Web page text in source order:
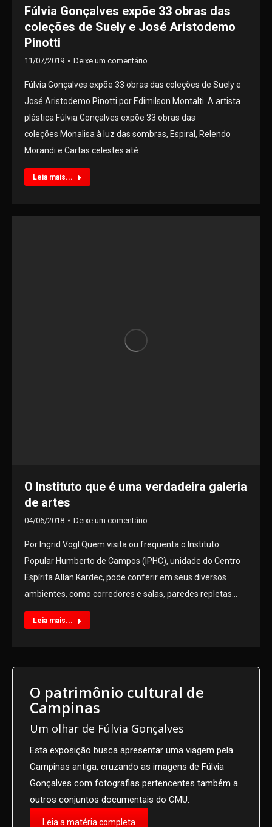
Fúlvia Gonçalves expõe 33 obras das
coleções de Suely e José Aristodemo
Pinotti
11/07/2019 Deixe um comentário
Fúlvia Gonçalves expõe 33 obras das coleções de Suely e
José Aristodemo Pinotti por Edimilson Montalti A artista
plástica Fúlvia Gonçalves expõe 33 obras das
coleções Monalisa à luz das sombras, Espiral, Relendo
Morandi e Cartas celestes até…
Leia mais...
O Instituto que é uma verdadeira galeria
de artes
04/06/2018 Deixe um comentário
Por Ingrid Vogl Quem visita ou frequenta o Instituto
Popular Humberto de Campos (IPHC), unidade do Centro
Espírita Allan Kardec, pode conferir em seus diversos
ambientes, como corredores e salas, paredes repletas…
Leia mais...
O patrimônio cultural de
Campinas
Um olhar de Fúlvia Gonçalves
Esta exposição busca apresentar uma viagem pela
Campinas antiga, cruzando as imagens de Fúlvia
Gonçalves com fotografias pertencentes também a
outros conjuntos documentais do CMU.
Leia a matéria completa